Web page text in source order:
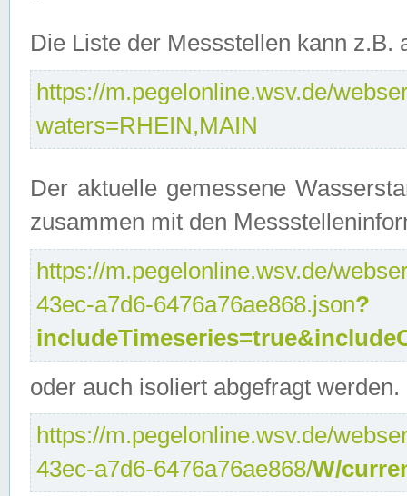
Die Liste der Messstellen kann
https://m.pegelonline.wsv.de/
waters=RHEIN,MAIN
Der aktuelle gemessene
zusammen mit den
https://m.pegelonline.wsv.de/
43ec-a7d6-6476a76ae868.json?
oder auch isoliert abgefragt werden.
https://m.pegelonline.wsv.de/
43ec-a7d6-6476a76ae868/W/